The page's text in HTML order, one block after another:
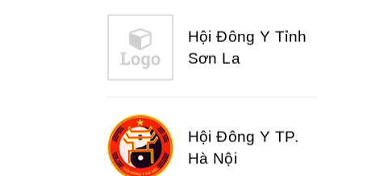
Hội Đông Y Tỉnh
Sơn La
Hội Đông Y TP.
Hà Nội